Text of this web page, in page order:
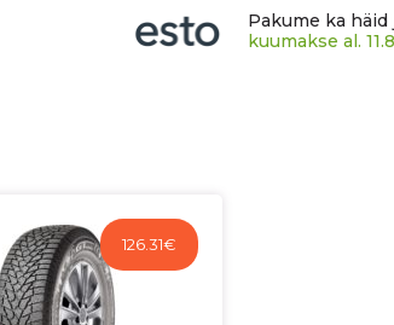
Pakume ka
kuumakse al.
126.31€